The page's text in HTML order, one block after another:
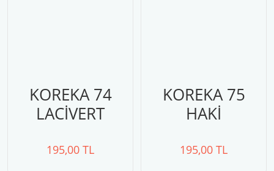
KOREKA 74
LACİVERT
195,00 TL
KOREKA 75
HAKİ
195,00 TL